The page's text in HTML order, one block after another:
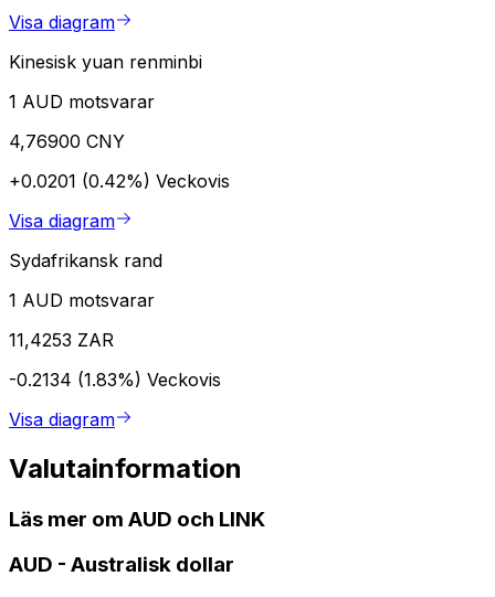
Visa diagram
Kinesisk yuan renminbi
1 AUD motsvarar
4,76900 CNY
+0.0201 (0.42%) Veckovis
Visa diagram
Sydafrikansk rand
1 AUD motsvarar
11,4253 ZAR
-0.2134 (1.83%) Veckovis
Visa diagram
Valutainformation
Läs mer om AUD och LINK
AUD - Australisk dollar